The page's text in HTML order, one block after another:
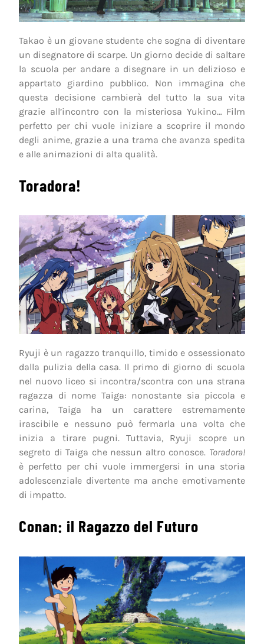
Takao è un giovane studente che sogna di diventare
un disegnatore di scarpe. Un giorno decide di saltare
la scuola per andare a disegnare in un delizioso e
appartato giardino pubblico. Non immagina che
questa decisione cambierà del tutto la sua vita
grazie all’incontro con la misteriosa Yukino… Film
perfetto per chi vuole iniziare a scoprire il mondo
degli anime, grazie a una trama che avanza spedita
e alle animazioni di alta qualità.
Toradora!
Ryuji è un ragazzo tranquillo, timido e ossessionato
dalla pulizia della casa. Il primo di giorno di scuola
nel nuovo liceo si incontra/scontra con una strana
ragazza di nome Taiga: nonostante sia piccola e
carina, Taiga ha un carattere estremamente
irascibile e nessuno può fermarla una volta che
inizia a tirare pugni. Tuttavia, Ryuji scopre un
segreto di Taiga che nessun altro conosce. Toradora!
è perfetto per chi vuole immergersi in una storia
adolescenziale divertente ma anche emotivamente
di impatto.
Conan: il Ragazzo del Futuro